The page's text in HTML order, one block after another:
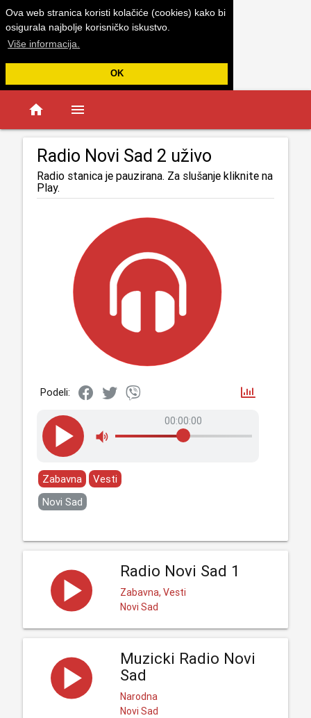
Ova web stranica koristi kolačiće (cookies) kako bi
osigurala najbolje korisničko iskustvo.
Više informacija.
OK
home menu
Radio Novi Sad 2 uživo
Radio stanica je pauzirana. Za slušanje kliknite na
Play.
Podeli:
00:00:00
Zabavna
Vesti
Novi Sad
Radio Novi Sad 1
Zabavna, Vesti
Novi Sad
Muzicki Radio Novi
Sad
Narodna
Novi Sad